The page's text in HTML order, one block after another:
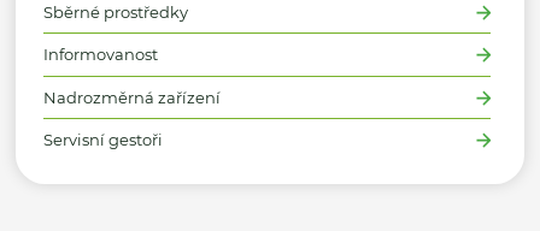
Sběrné prostředky
Informovanost
Nadrozměrná zařízení
Servisní gestoři